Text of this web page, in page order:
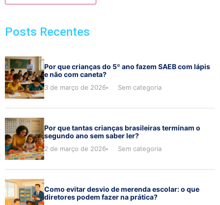
Posts Recentes
Por que crianças do 5º ano fazem SAEB com lápis
e não com caneta?
3 de março de 2026 Sem categoria
Por que tantas crianças brasileiras terminam o
segundo ano sem saber ler?
2 de março de 2026 Sem categoria
Como evitar desvio de merenda escolar: o que
diretores podem fazer na prática?